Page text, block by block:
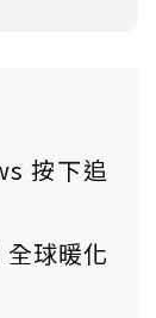
按下追
球暖化